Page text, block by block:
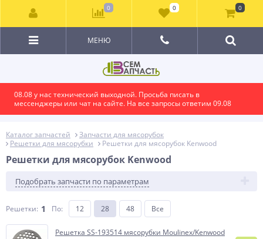
08.08 у нас технический выходной. Просьба писать в
мессенджеры или чат на сайте. На все запросы ответим 09.08
МЕНЮ
Каталог запчастей
Запчасти для мясорубок
Решетки для мясорубки
Решетки для мясорубок Kenwood
Решетки для мясорубок Kenwood
Подобрать запчасти по параметрам
Решетки: 1 По: 12 28 48 Все
Решетка SS-193514 мясорубки Moulinex/Kenwood
0 0 0